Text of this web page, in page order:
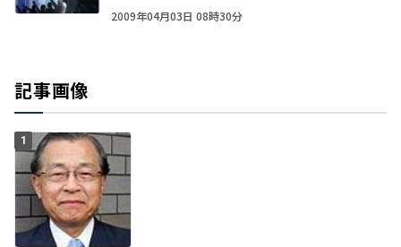
2009年04月03日 08時30分
記事画像
1